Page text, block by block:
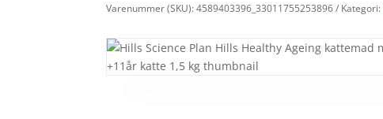
Varenummer (SKU):4589403396_33011755253896 Kategori: